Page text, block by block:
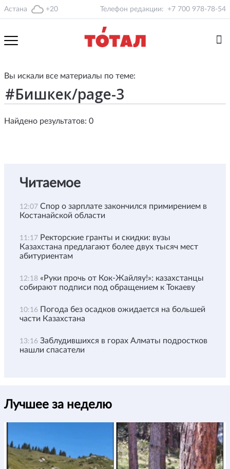
Астана +20 Телефон редакции: +7 700 978-78-54
Вы искали все материалы по теме:
Найдено результатов: 0
Читаемое
12:07 Спор о зарплате закончился примирением в
Костанайской области
11:17 Ректорские гранты и скидки: вузы
Казахстана предлагают более двух тысяч мест
абитуриентам
12:18 «Руки прочь от Кок-Жайляу!»: казахстанцы
собирают подписи под обращением к Токаеву
10:16 Погода без осадков ожидается на большей
части Казахстана
13:16 Заблудившихся в горах Алматы подростков
нашли спасатели
Лучшее за неделю